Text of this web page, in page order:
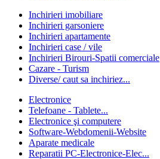
Inchirieri imobiliare
Inchirieri garsoniere
Inchirieri apartamente
Inchirieri case / vile
Inchirieri Birouri-Spatii comerciale
Cazare - Turism
Diverse/ caut sa inchiriez...
Electronice
Telefoane - Tablete...
Electronice şi computere
Software-Webdomenii-Website
Aparate medicale
Reparatii PC-Electronice-Elec...